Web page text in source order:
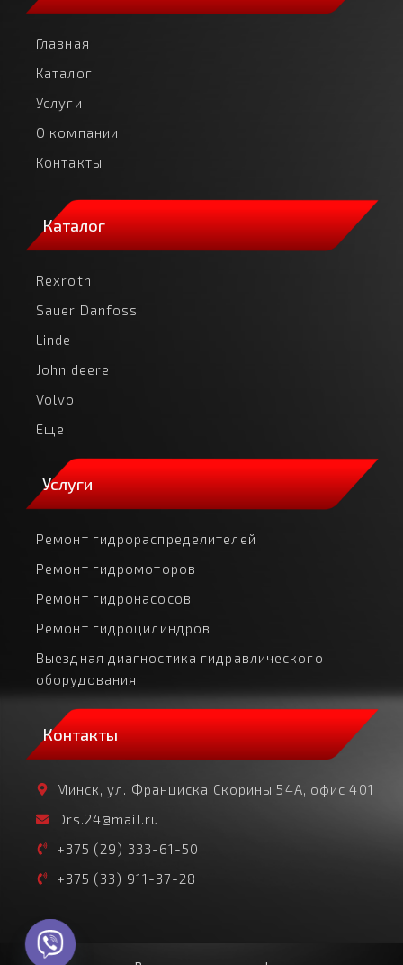
Главная
Каталог
Услуги
О компании
Контакты
Каталог
Rexroth
Sauer Danfoss
Linde
John deere
Volvo
Еще
Услуги
Ремонт гидрораспределителей
Ремонт гидромоторов
Ремонт гидронасосов
Ремонт гидроцилиндров
Выездная диагностика гидравлического
оборудования
Контакты
Минск, ул. Франциска Скорины 54А, офис 401
Drs.24@mail.ru
+375 (29) 333-61-50
+375 (33) 911-37-28